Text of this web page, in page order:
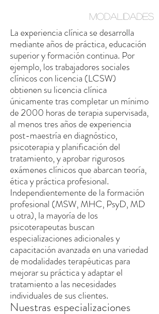
MODALIDADES
La experiencia clínica se desarrolla
mediante años de práctica, educación
superior y formación continua. Por
ejemplo, los trabajadores sociales
clínicos con licencia (LCSW)
obtienen su licencia clínica
únicamente tras completar un mínimo
de 2000 horas de terapia supervisada,
al menos tres años de experiencia
post-maestría en diagnóstico,
psicoterapia y planificación del
tratamiento, y aprobar rigurosos
exámenes clínicos que abarcan teoría,
ética y práctica profesional.
Independientemente de la formación
profesional (MSW, MHC, PsyD, MD
u otra), la mayoría de los
psicoterapeutas buscan
especializaciones adicionales y
capacitación avanzada en una variedad
de modalidades terapéuticas para
mejorar su práctica y adaptar el
tratamiento a las necesidades
individuales de sus clientes.
Nuestras especializaciones